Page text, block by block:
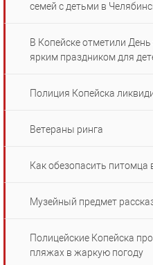
семей с детьми в
В Копейске отметили
ярким праздником для
Полиция Копейска
Ветераны ринга
Как обезопасить питомца
Музейный предмет
Полицейские Копейска
пляжах в жаркую погоду